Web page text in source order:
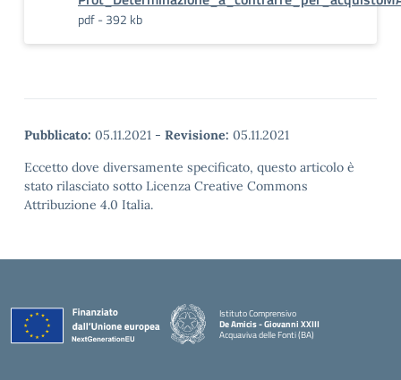
pdf - 392 kb
Pubblicato: 05.11.2021 - Revisione: 05.11.2021
Eccetto dove diversamente specificato, questo articolo è
stato rilasciato sotto Licenza Creative Commons
Attribuzione 4.0 Italia.
Istituto Comprensivo
De Amicis - Giovanni XXIII
Acquaviva delle Fonti (BA)
— Visita la pagina iniziale della scuola